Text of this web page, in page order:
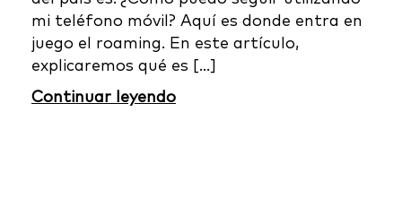
mi teléfono móvil? Aquí es donde entra en
juego el roaming. En este artículo,
explicaremos qué es [...]
Continuar leyendo